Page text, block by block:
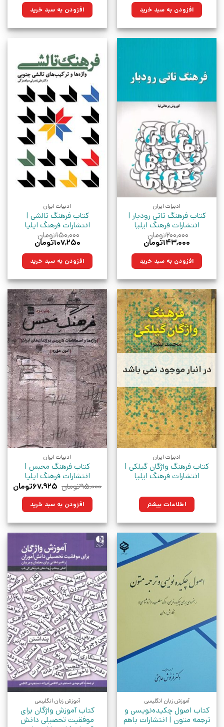
۳,۵۰۰,۰۰۰تومان
بود.
۲,۵۰۲,۵۰۰تومان. افزودن به سبد خرید ۳۰۰,۰۰۰تومان
بود.
۲۱۴,۵۰۰تومان.افزودن به سبد خرید
ادبیات ایران
کتاب فرهنگ تاتی رودبار |
انتشارات فرهنگ ایلیا
۲۰۰,۰۰۰تومان
قیمت
۲۰۰,۰۰۰تومان
بود.
۱۴۳,۰۰۰تومان
۱۴۳,۰۰۰تومان.افزودن به سبد خرید
ادبیات ایران
کتاب فرهنگ تالشی |
انتشارات فرهنگ ایلیا
۱۵۰,۰۰۰تومان
قیمت
۱۵۰,۰۰۰تومان
بود.
۱۰۷,۲۵۰تومان
۱۰۷,۲۵۰تومان.افزودن به سبد خرید
در انبار موجود نمی باشد
ادبیات ایران
کتاب فرهنگ واژگان گیلکی |
انتشارات فرهنگ ایلیا
اطلاعات بیشتر
ادبیات ایران
کتاب فرهنگ محبس |
انتشارات فرهنگ ایلیا
۹۵,۰۰۰تومان قیمت
۹۵,۰۰۰تومان
بود.
۶۷,۹۲۵تومان
افزودن به سبد خرید
آموزش زبان انگلیسی
کتاب اصول چکیده‌نویسی و
ترجمه متون‏‫ | انتشارات باهم
آموزش زبان انگلیسی
کتاب آموزش واژگان برای
موفقیت تحصیلی دانش